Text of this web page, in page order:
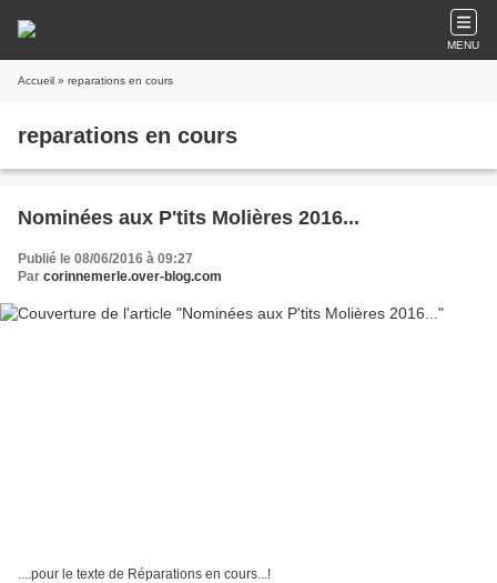
MENU
Accueil » reparations en cours
reparations en cours
Nominées aux P'tits Molières 2016...
Publié le 08/06/2016 à 09:27
Par corinnemerle.over-blog.com
....pour le texte de Réparations en cours...!